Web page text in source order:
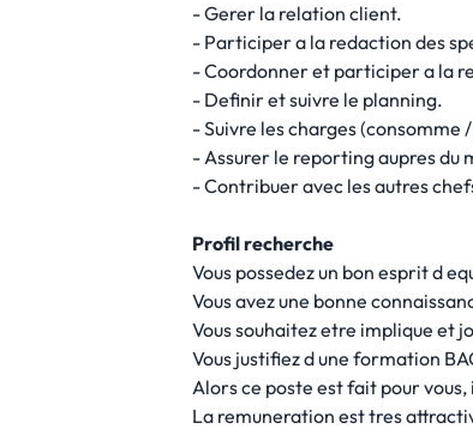
- Gerer la relation client.
- Participer a la redaction des
- Coordonner et participer a la
- Definir et suivre le planning.
- Suivre les charges (consomme
- Assurer le reporting aupres du
- Contribuer avec les autres
Profil recherche
Vous possedez un bon esprit d
Vous avez une bonne
Vous souhaitez etre implique et
Vous justifiez d une formation
Alors ce poste est fait pour
La remuneration est tres